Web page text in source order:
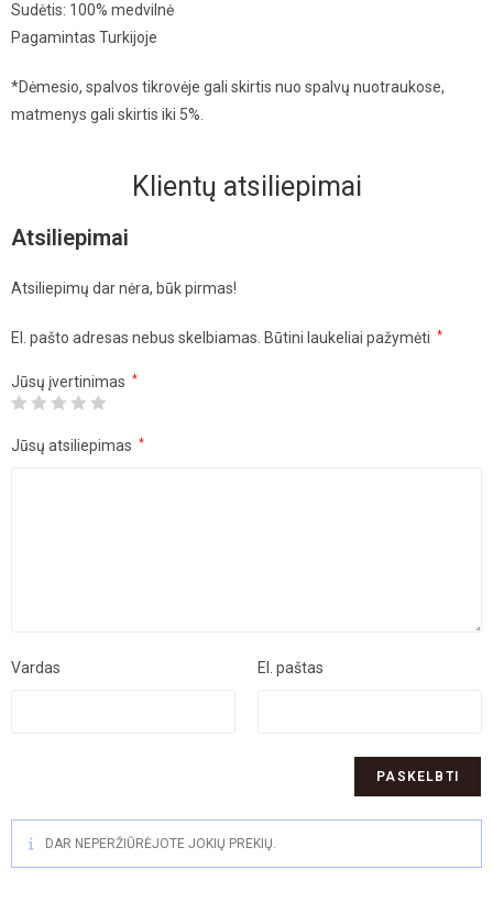
Sudėtis: 100% medvilnė
Pagamintas Turkijoje
*Dėmesio, spalvos tikrovėje gali skirtis nuo spalvų nuotraukose,
matmenys gali skirtis iki 5%.
Klientų atsiliepimai
Atsiliepimai
Atsiliepimų dar nėra, būk pirmas!
El. pašto adresas nebus skelbiamas. Būtini laukeliai pažymėti *
Jūsų įvertinimas *
Jūsų atsiliepimas *
Vardas El. paštas
DAR NEPERŽIŪRĖJOTE JOKIŲ PREKIŲ.